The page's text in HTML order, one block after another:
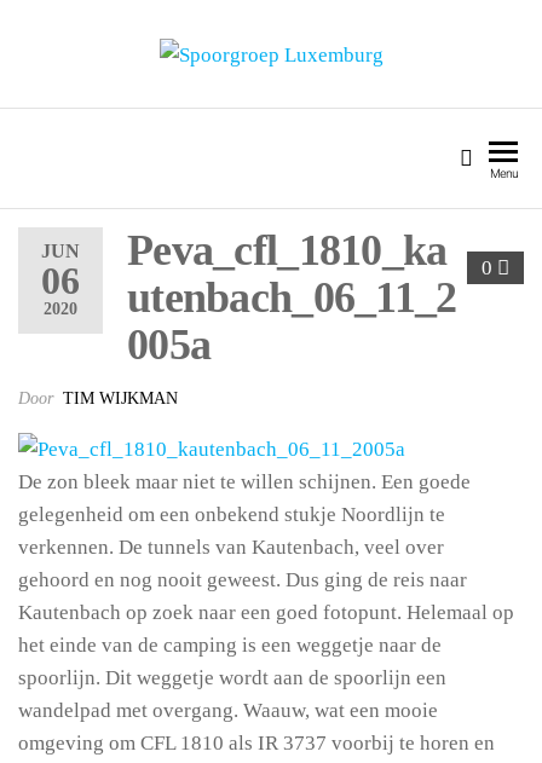
Menu
JUN
06
2020
0
Peva_cfl_1810_ka
utenbach_06_11_2
005a
Door TIM WIJKMAN
De zon bleek maar niet te willen schijnen. Een goede
gelegenheid om een onbekend stukje Noordlijn te
verkennen. De tunnels van Kautenbach, veel over
gehoord en nog nooit geweest. Dus ging de reis naar
Kautenbach op zoek naar een goed fotopunt. Helemaal op
het einde van de camping is een weggetje naar de
spoorlijn. Dit weggetje wordt aan de spoorlijn een
wandelpad met overgang. Waauw, wat een mooie
omgeving om CFL 1810 als IR 3737 voorbij te horen en